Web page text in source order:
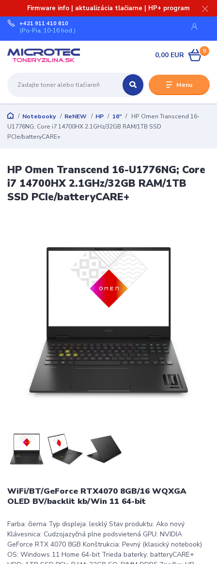
Firmware info | aktualizácia tlačiarne | HP+ program
Menu
+421 911 410 610
(Po-Pia, 10-16 hod.)
0
0,00 EUR
Notebooky ReNEW HP 16"
HP Omen Transcend 16-
U1776NG; Core i7 14700HX 2.1GHz/32GB RAM/1TB SSD
PCIe/batteryCARE+
HP Omen Transcend 16-U1776NG; Core
i7 14700HX 2.1GHz/32GB RAM/1TB
SSD PCIe/batteryCARE+
WiFi/BT/GeForce RTX4070 8GB/16 WQXGA
OLED BV/backlit kb/Win 11 64-bit
Farba: čierna Typ displeja: lesklý Stav produktu: Ako nový
Klávesnica: Cudzojazyčná plne podsvietená GPU: NVIDIA
GeForce RTX 4070 8GB Konštrukcia: Pevný (klasický notebook)
OS: Windows 11 Home 64-bit Trieda baterky: batteryCARE+